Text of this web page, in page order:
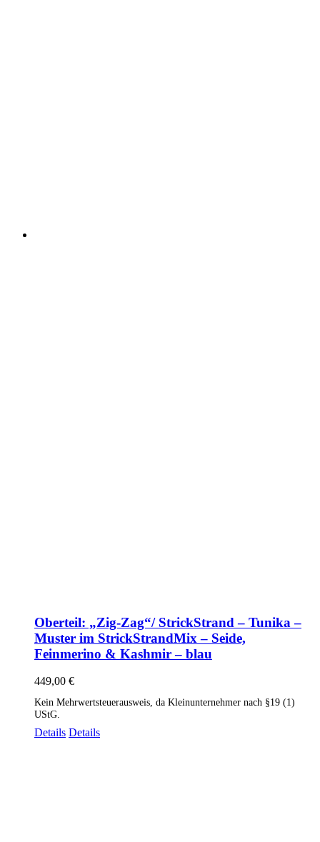
Oberteil: „Zig-Zag“/ StrickStrand – Tunika –
Muster im StrickStrandMix – Seide,
Feinmerino & Kashmir – blau
449,00 €
Kein Mehrwertsteuerausweis, da Kleinunternehmer nach §19 (1)
UStG.
Details Details